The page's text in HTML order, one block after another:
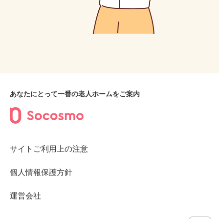
あなたにとって一番の老人ホームをご案内
サイトご利用上の注意
個人情報保護方針
運営会社